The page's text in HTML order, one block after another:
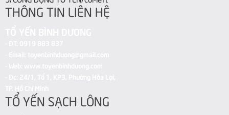
THÔNG TIN LIÊN HỆ
TỔ YẾN SẠCH LÔNG